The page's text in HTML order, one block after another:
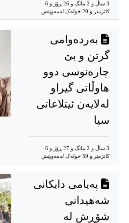
3 ساڵ و 2 مانگ و 26 ڕۆژ و 6
کاتژمێر و 20 خوله‌ک له‌مه‌وپێش‌
بەردەوامی
گرتن و بێ
چارەنوسی دوو
هاوڵاتی گیراو
لەلایەن ئیتلاعاتی
سپا
3 ساڵ و 2 مانگ و 27 ڕۆژ و 6
کاتژمێر و 59 خوله‌ک له‌مه‌وپێش‌
پەیامی دایکانی
شەهیدانی
شۆڕش لە